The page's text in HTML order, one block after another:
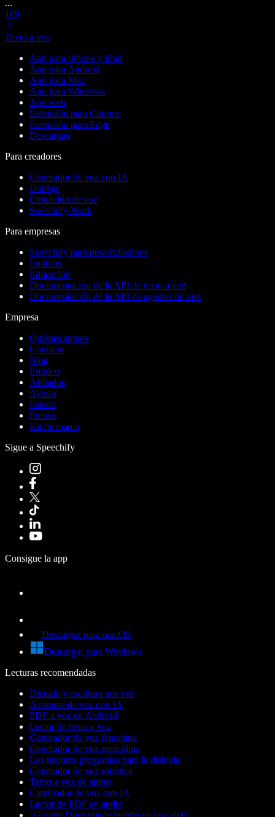
...
189
Texto a voz
App para iPhone y iPad
App para Android
App para Mac
App para Windows
App web
Extensión para Chrome
Extensión para Edge
Descargas
Para creadores
Generador de voz con IA
Doblaje
Clonación de voz
Speechify Work
Para empresas
Speechify para desarrolladores
Equipos
Educación
Documentación de la API de texto a voz
Documentación de la API de agentes de voz
Empresa
Quiénes somos
Contacto
Blog
Empleo
Afiliados
Ayuda
Estado
Prensa
Kit de marca
Sigue a Speechify
Consigue la app
Descargar para macOS
Descargar para Windows
Lecturas recomendadas
Dictado y escritura por voz
Asistente de voz con IA
PDF a voz en Android
Lector de texto a voz
Generador de voz femenina
Generador de voz masculina
Los mejores programas para la dislexia
Generador de voz robótica
Texto a voz de anime
Cambiador de voz con IA
Lector de PDF en audio
¿Google Docs puede leerme en voz alta?